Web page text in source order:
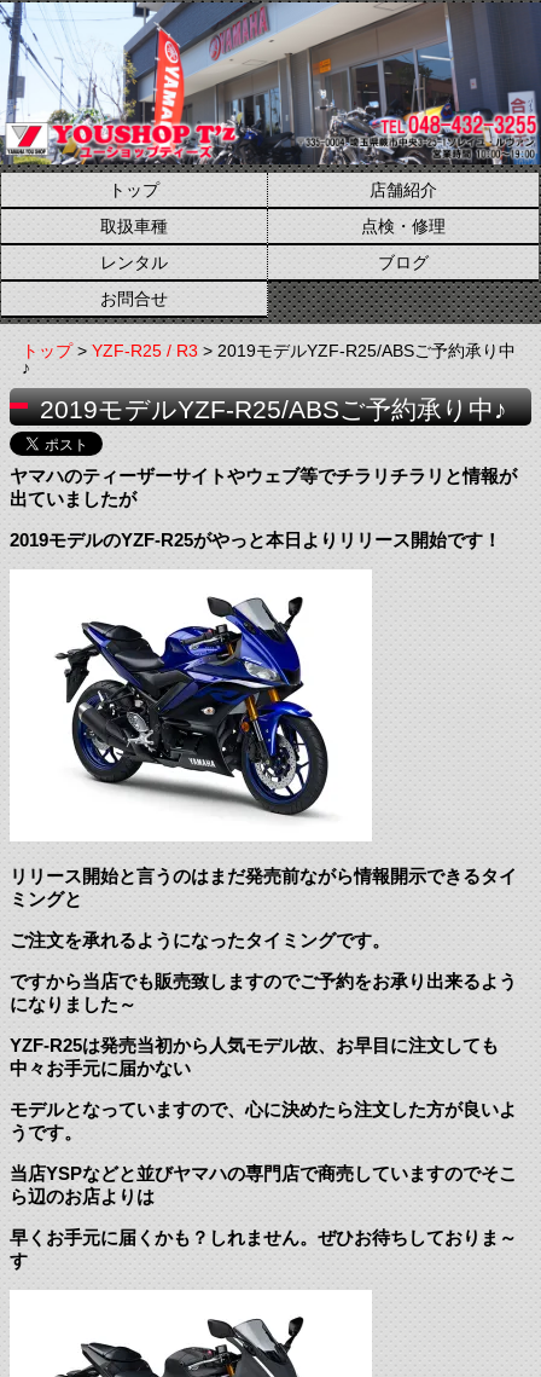
トップ
店舗紹介
取扱車種
点検・修理
レンタル
ブログ
お問合せ
トップ>YZF-R25 / R3> 2019モデルYZF-R25/ABSご予約承り中
♪
2019モデルYZF-R25/ABSご予約承り中♪
ヤマハのティーザーサイトやウェブ等でチラリチラリと情報が
出ていましたが
2019モデルのYZF-R25がやっと本日よりリリース開始です！
リリース開始と言うのはまだ発売前ながら情報開示できるタイ
ミングと
ご注文を承れるようになったタイミングです。
ですから当店でも販売致しますのでご予約をお承り出来るよう
になりました～
YZF-R25は発売当初から人気モデル故、お早目に注文しても
中々お手元に届かない
モデルとなっていますので、心に決めたら注文した方が良いよ
うです。
当店YSPなどと並びヤマハの専門店で商売していますのでそこ
ら辺のお店よりは
早くお手元に届くかも？しれません。ぜひお待ちしておりま～
す